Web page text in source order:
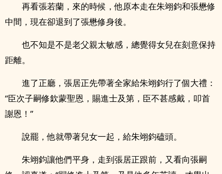
再看張若蘭，來的時候，他原本走在朱翊鈞和張懋修
中間，現在卻退到了張懋修身後。
也不知是不是老父親太敏感，總覺得女兒在刻意保持
距離。
進了正廳，張居正先帶著全家給朱翊鈞行了個大禮：
“臣次子嗣修欽蒙聖恩，賜進士及第，臣不甚感戴，叩首
謝恩！”
說罷，他就帶著兒女一起，給朱翊鈞磕頭。
朱翊鈞讓他們平身，走到張居正跟前，又看向張嗣